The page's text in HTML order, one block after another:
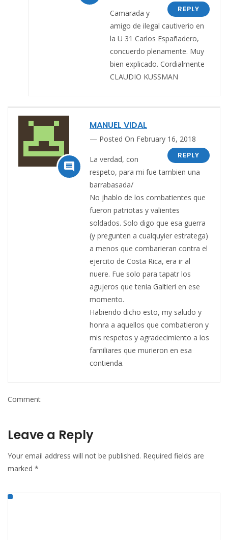
REPLY
Camarada y
amigo de ilegal cautiverio en
la U 31 Carlos Españadero,
concuerdo plenamente. Muy
bien explicado. Cordialmente
CLAUDIO KUSSMAN

MANUEL VIDAL
Posted On February 16, 2018
REPLY
La verdad, con
respeto, para mi fue tambien una
barrabasada/
No jhablo de los combatientes que
fueron patriotas y valientes
soldados. Solo digo que esa guerra
(y pregunten a cualquyier estratega)
a menos que combarieran contra el
ejercito de Costa Rica, era ir al
nuere. Fue solo para tapatr los
agujeros que tenia Galtieri en ese
momento.
Habiendo dicho esto, my saludo y
honra a aquellos que combatieron y
mis respetos y agradecimiento a los
familiares que murieron en esa
contienda.
Comment
Leave a Reply
Your email address will not be published. Required fields are
marked *